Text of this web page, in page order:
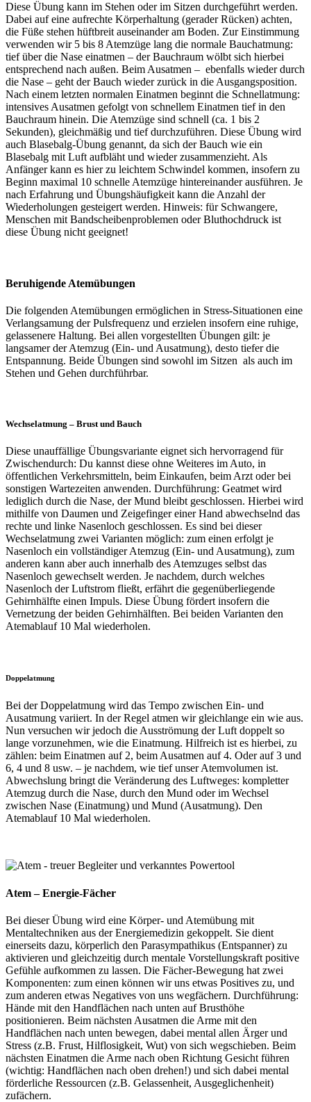
Diese Übung kann im Stehen oder im Sitzen durchgeführt werden.
Dabei auf eine aufrechte Körperhaltung (gerader Rücken) achten,
die Füße stehen hüftbreit auseinander am Boden. Zur Einstimmung
verwenden wir 5 bis 8 Atemzüge lang die normale Bauchatmung:
tief über die Nase einatmen – der Bauchraum wölbt sich hierbei
entsprechend nach außen. Beim Ausatmen – ebenfalls wieder durch
die Nase – geht der Bauch wieder zurück in die Ausgangsposition.
Nach einem letzten normalen Einatmen beginnt die Schnellatmung:
intensives Ausatmen gefolgt von schnellem Einatmen tief in den
Bauchraum hinein. Die Atemzüge sind schnell (ca. 1 bis 2
Sekunden), gleichmäßig und tief durchzuführen. Diese Übung wird
auch Blasebalg-Übung genannt, da sich der Bauch wie ein
Blasebalg mit Luft aufbläht und wieder zusammenzieht. Als
Anfänger kann es hier zu leichtem Schwindel kommen, insofern zu
Beginn maximal 10 schnelle Atemzüge hintereinander ausführen. Je
nach Erfahrung und Übungshäufigkeit kann die Anzahl der
Wiederholungen gesteigert werden. Hinweis: für Schwangere,
Menschen mit Bandscheibenproblemen oder Bluthochdruck ist
diese Übung nicht geeignet!
Beruhigende Atemübungen
Die folgenden Atemübungen ermöglichen in Stress-Situationen eine
Verlangsamung der Pulsfrequenz und erzielen insofern eine ruhige,
gelassenere Haltung. Bei allen vorgestellten Übungen gilt: je
langsamer der Atemzug (Ein- und Ausatmung), desto tiefer die
Entspannung. Beide Übungen sind sowohl im Sitzen als auch im
Stehen und Gehen durchführbar.
Wechselatmung – Brust und Bauch
Diese unauffällige Übungsvariante eignet sich hervorragend für
Zwischendurch: Du kannst diese ohne Weiteres im Auto, in
öffentlichen Verkehrsmitteln, beim Einkaufen, beim Arzt oder bei
sonstigen Wartezeiten anwenden. Durchführung: Geatmet wird
lediglich durch die Nase, der Mund bleibt geschlossen. Hierbei wird
mithilfe von Daumen und Zeigefinger einer Hand abwechselnd das
rechte und linke Nasenloch geschlossen. Es sind bei dieser
Wechselatmung zwei Varianten möglich: zum einen erfolgt je
Nasenloch ein vollständiger Atemzug (Ein- und Ausatmung), zum
anderen kann aber auch innerhalb des Atemzuges selbst das
Nasenloch gewechselt werden. Je nachdem, durch welches
Nasenloch der Luftstrom fließt, erfährt die gegenüberliegende
Gehirnhälfte einen Impuls. Diese Übung fördert insofern die
Vernetzung der beiden Gehirnhälften. Bei beiden Varianten den
Atemablauf 10 Mal wiederholen.
Doppelatmung
Bei der Doppelatmung wird das Tempo zwischen Ein- und
Ausatmung variiert. In der Regel atmen wir gleichlange ein wie aus.
Nun versuchen wir jedoch die Ausströmung der Luft doppelt so
lange vorzunehmen, wie die Einatmung. Hilfreich ist es hierbei, zu
zählen: beim Einatmen auf 2, beim Ausatmen auf 4. Oder auf 3 und
6, 4 und 8 usw. – je nachdem, wie tief unser Atemvolumen ist.
Abwechslung bringt die Veränderung des Luftweges: kompletter
Atemzug durch die Nase, durch den Mund oder im Wechsel
zwischen Nase (Einatmung) und Mund (Ausatmung). Den
Atemablauf 10 Mal wiederholen.
Atem – Energie-Fächer
Bei dieser Übung wird eine Körper- und Atemübung mit
Mentaltechniken aus der Energiemedizin gekoppelt. Sie dient
einerseits dazu, körperlich den Parasympathikus (Entspanner) zu
aktivieren und gleichzeitig durch mentale Vorstellungskraft positive
Gefühle aufkommen zu lassen. Die Fächer-Bewegung hat zwei
Komponenten: zum einen können wir uns etwas Positives zu, und
zum anderen etwas Negatives von uns wegfächern. Durchführung:
Hände mit den Handflächen nach unten auf Brusthöhe
positionieren. Beim nächsten Ausatmen die Arme mit den
Handflächen nach unten bewegen, dabei mental allen Ärger und
Stress (z.B. Frust, Hilflosigkeit, Wut) von sich wegschieben. Beim
nächsten Einatmen die Arme nach oben Richtung Gesicht führen
(wichtig: Handflächen nach oben drehen!) und sich dabei mental
förderliche Ressourcen (z.B. Gelassenheit, Ausgeglichenheit)
zufächern.